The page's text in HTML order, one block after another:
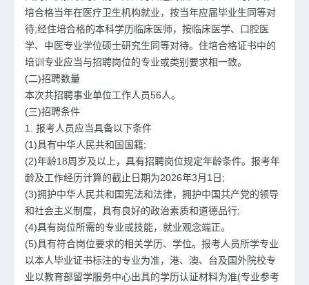
培合格当年在医疗卫生机构就业，按当年应届毕业生同等对
待;经住培合格的本科学历临床医师，按临床医学、口腔医
学、中医专业学位硕士研究生同等对待。住培合格证书中的
培训专业应当与招聘岗位的专业或类别要求相一致。
(二)招聘数量
本次共招聘事业单位工作人员56人。
(三)招聘条件
1. 报考人员应当具备以下条件
(1)具有中华人民共和国国籍;
(2)年龄18周岁及以上，具有招聘岗位规定年龄条件。报考年
龄及工作经历计算的截止日期为2026年3月1日;
(3)拥护中华人民共和国宪法和法律，拥护中国共产党的领导
和社会主义制度，具有良好的政治素质和道德品行;
(4)具有岗位所需的专业或技能，就业观念端正。
(5)具有符合岗位要求的相关学历、学位。报考人员所学专业
以本人毕业证书标注的专业为准，港、澳、台及国外院校专
业以教育部留学服务中心出具的学历认证材料为准(专业参考